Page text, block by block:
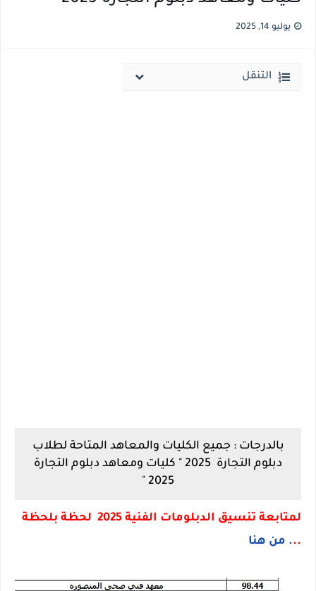
يوليو 14, 2025
التنقل
بالدرجات : جميع الكليات والمعاهد المتاحة لطلاب
دبلوم التجارة 2025 " كليات ومعاهد دبلوم التجارة
2025 "
لمتابعة تنسيق الدبلومات الفنية 2025 لحظة بلحظة
... من هنا